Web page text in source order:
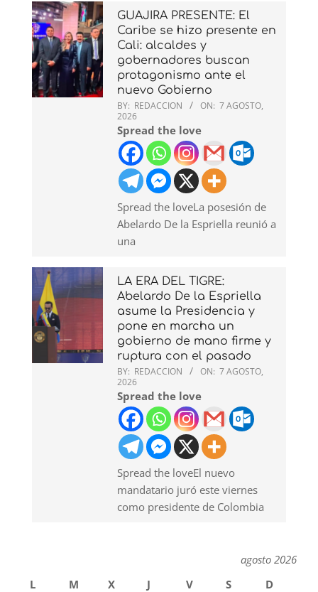
GUAJIRA PRESENTE: El
Caribe se hizo presente en
Cali: alcaldes y
gobernadores buscan
protagonismo ante el
nuevo Gobierno
BY: REDACCION ON: 7 AGOSTO,
2026
Spread the love
Spread the loveLa posesión de
Abelardo De la Espriella reunió a
una
LA ERA DEL TIGRE:
Abelardo De la Espriella
asume la Presidencia y
pone en marcha un
gobierno de mano firme y
ruptura con el pasado
BY: REDACCION ON: 7 AGOSTO,
2026
Spread the love
Spread the loveEl nuevo
mandatario juró este viernes
como presidente de Colombia
agosto 2026
L
M X J V S
D